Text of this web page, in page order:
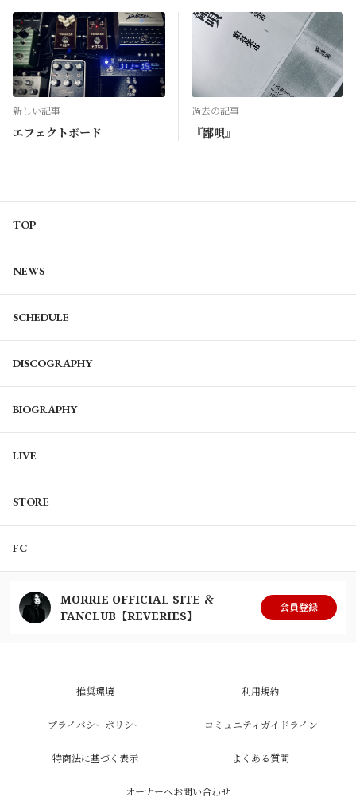
新しい記事
エフェクトボード
過去の記事
『鄙唄』
TOP
NEWS
SCHEDULE
DISCOGRAPHY
BIOGRAPHY
LIVE
STORE
FC
MORRIE OFFICIAL SITE ＆
FANCLUB【REVERIES】
会員登録
推奨環境 利用規約
プライバシーポリシー コミュニティガイドライン
特商法に基づく表示 よくある質問
オーナーへお問い合わせ